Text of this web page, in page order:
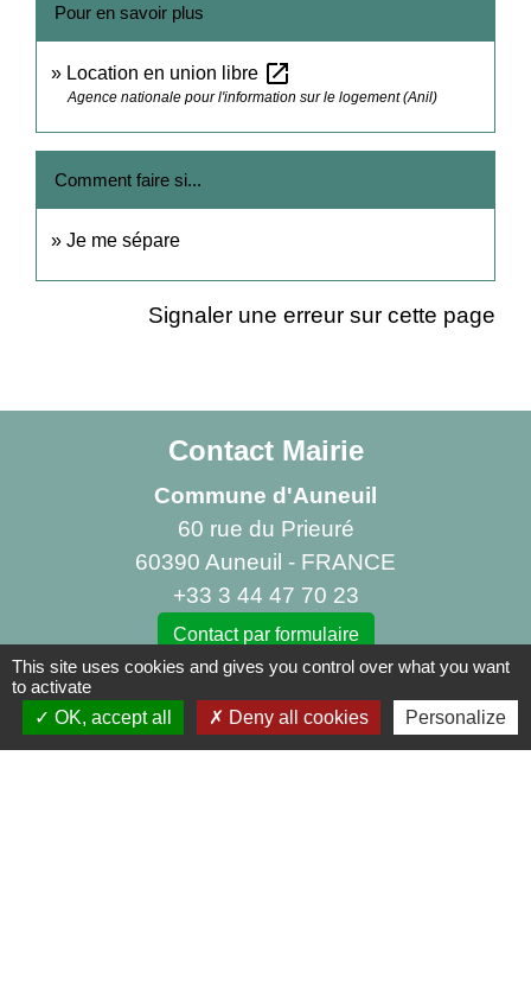
Pour en savoir plus
Location en union libre open_in_new
Agence nationale pour l'information sur le logement (Anil)
Comment faire si...
Je me sépare
Signaler une erreur sur cette page
Contact Mairie
Commune d'Auneuil
60 rue du Prieuré
60390 Auneuil - FRANCE
+33 3 44 47 70 23
Contact par formulaire
This site uses cookies and gives you control over what you want
to activate
OK, accept all
Deny all cookies Personalize